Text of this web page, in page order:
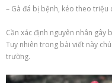
– Gà đá bị bệnh, kéo theo triệu
Cần xác định nguyên nhân gây
Tuy nhiên trong bài viết này
trường.